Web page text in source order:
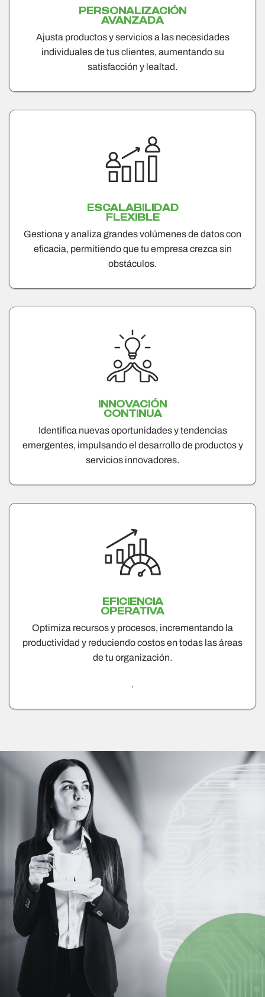
PERSONALIZACIÓN
AVANZADA
Ajusta productos y servicios a las necesidades
individuales de tus clientes, aumentando su
satisfacción y lealtad.
ESCALABILIDAD
FLEXIBLE
Gestiona y analiza grandes volúmenes de datos con
eficacia, permitiendo que tu empresa crezca sin
obstáculos.
INNOVACIÓN
CONTINUA
Identifica nuevas oportunidades y tendencias
emergentes, impulsando el desarrollo de productos y
servicios innovadores.
EFICIENCIA
OPERATIVA
Optimiza recursos y procesos, incrementando la
productividad y reduciendo costos en todas las áreas
de tu organización​.
.